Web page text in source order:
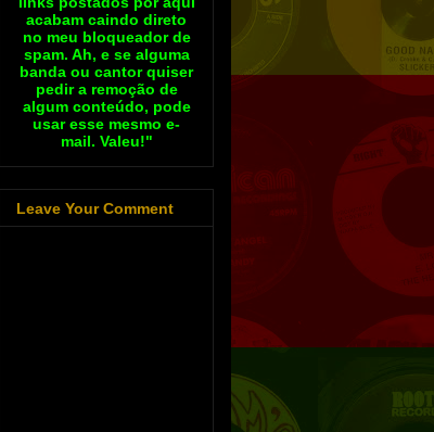
acabam caindo direto
no meu bloqueador de
spam. Ah, e se alguma
banda ou cantor quiser
pedir a remoção de
algum conteúdo, pode
usar esse mesmo e-
mail. Valeu!"
Leave Your Comment